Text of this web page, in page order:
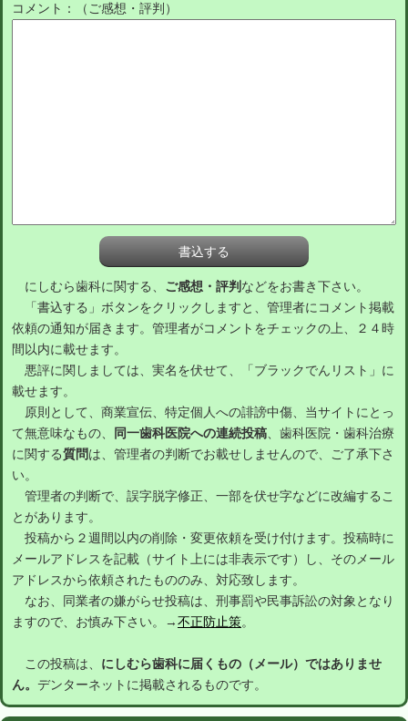
コメント：（ご感想・評判）
にしむら歯科に関する、 ご感想・評判 などをお書き下さい。
「書込する」ボタンをクリックしますと、管理者にコメント掲載
依頼の通知が届きます。管理者がコメントをチェックの上、２４時
間以内に載せます。
悪評に関しましては、実名を伏せて、「ブラックでんリスト」に
載せます。
原則として、商業宣伝、特定個人への誹謗中傷、当サイトにとっ
て無意味なもの、
同一歯科医院への連続投稿、歯科医院・歯科治療
に関する質問は、管理者の判断でお載せしませんので、ご了承下さ
い。
管理者の判断で、誤字脱字修正、一部を伏せ字などに改編するこ
とがあります。
投稿から２週間以内の削除・変更依頼を受け付けます。投稿時に
メールアドレスを記載（サイト上には非表示です）し、そのメール
アドレスから依頼されたもののみ、対応致します。
なお、同業者の嫌がらせ投稿は、刑事罰や民事訴訟の対象となり
ますので、お慎み下さい。→不正防止策。
この投稿は、 にしむら歯科に届くもの（メール）ではありませ
ん。 デンターネットに掲載されるものです。